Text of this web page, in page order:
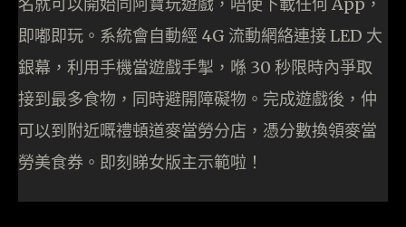
名就可以開始同阿寶玩遊戲，唔使下載任何 App，
即嘟即玩。系統會自動經 4G 流動網絡連接 LED 大
銀幕，利用手機當遊戲手掣，喺 30 秒限時內爭取
接到最多食物，同時避開障礙物。完成遊戲後，仲
可以到附近嘅禮頓道麥當勞分店，憑分數換領麥當
勞美食券。即刻睇女版主示範啦！